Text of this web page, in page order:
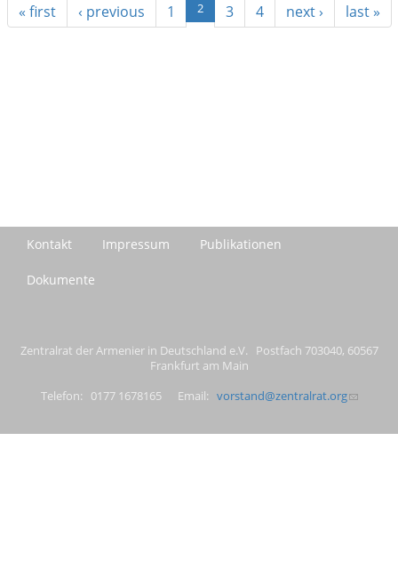
« first ‹ previous 1 2 3 4 next › last »
Kontakt Impressum Publikationen
Dokumente
Zentralrat der Armenier in Deutschland e.V. Postfach 703040, 60567
Frankfurt am Main
Telefon: 0177 1678165 Email: vorstand@zentralrat.org